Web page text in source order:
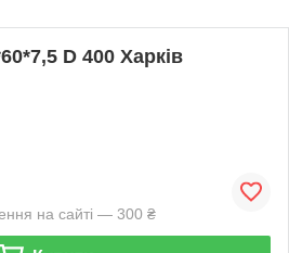
D 400 Харків
на сайті — 300 ₴